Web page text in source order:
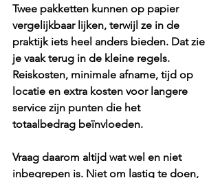
Twee pakketten kunnen op papier
vergelijkbaar lijken, terwijl ze in de
praktijk iets heel anders bieden. Dat zie
je vaak terug in de kleine regels.
Reiskosten, minimale afname, tijd op
locatie en extra kosten voor langere
service zijn punten die het
totaalbedrag beïnvloeden.
Vraag daarom altijd wat wel en niet
inbegrepen is. Niet om lastig te doen,